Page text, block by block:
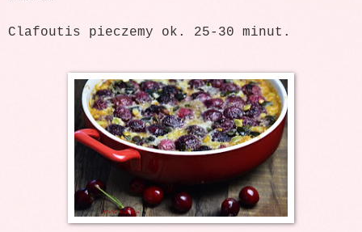
Clafoutis pieczemy ok. 25-30 minut.